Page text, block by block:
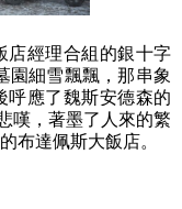
店經理合組的銀十字
園細雪飄飄，那串象
呼應了魏斯安德森的
嘆，著墨了人來的繁
布達佩斯大飯店。